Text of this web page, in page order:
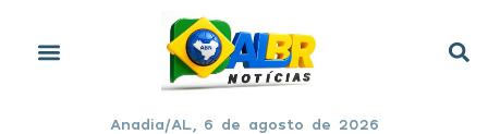
Anadia/AL, 6 de agosto de 2026